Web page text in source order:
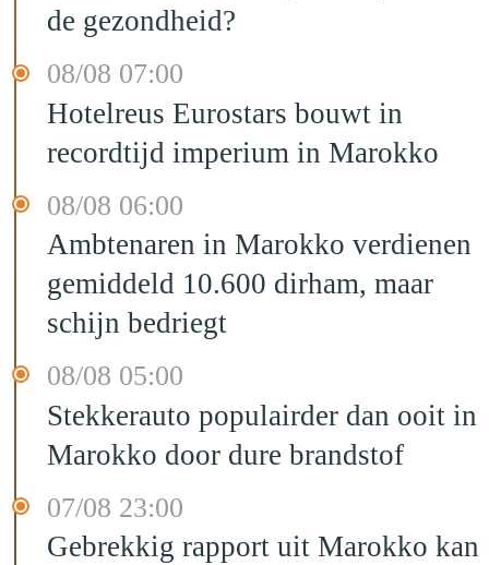
de gezondheid?
08/08 07:00
Hotelreus Eurostars bouwt in
recordtijd imperium in Marokko
08/08 06:00
Ambtenaren in Marokko verdienen
gemiddeld 10.600 dirham, maar
schijn bedriegt
08/08 05:00
Stekkerauto populairder dan ooit in
Marokko door dure brandstof
07/08 23:00
Gebrekkig rapport uit Marokko kan